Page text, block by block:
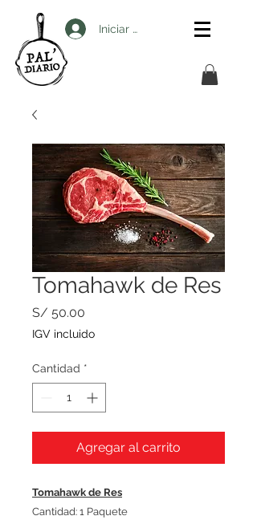
Iniciar sesión
Tomahawk de Res
S/ 50.00
IGV incluido
Cantidad *
Agregar al carrito
Tomahawk de Res
Cantidad: 1 Paquete